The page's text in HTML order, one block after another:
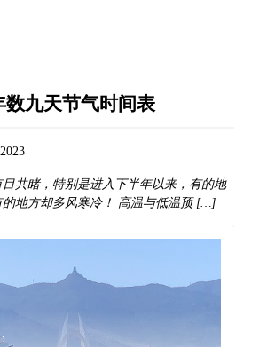
数九天节气时间表
共睹，特别是进入下半年以来，有的地
的地方却多风寒冷！ 高温与低温预 […]